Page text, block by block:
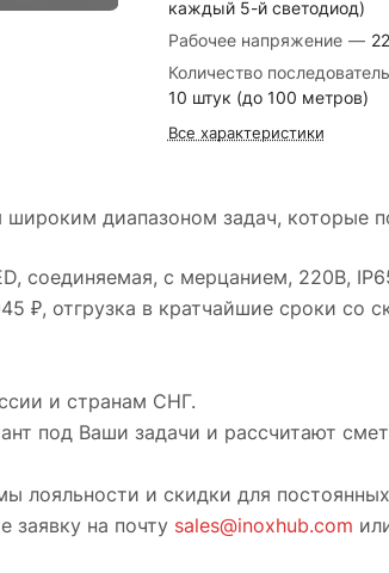
каждый 5-й светодиод)
Рабочее напряжение —
Количество
10 штук (до 100 метров)
Все характеристики
диапазоном задач, которые
соединяемая, с мерцанием, 220В,
₽, отгрузка в кратчайшие сроки со
и странам СНГ.
под Ваши задачи и рассчитают
лояльности и скидки для
заявку на почту sales@inoxhub.com